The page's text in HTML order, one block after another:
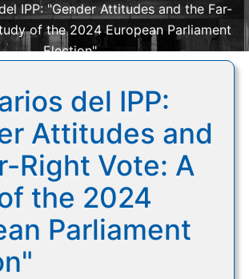
IPP: "Gender Attitudes and the Far-
of the 2024 European Parliament
Election"
del IPP:
Attitudes and
Right Vote: A
the 2024
Parliament